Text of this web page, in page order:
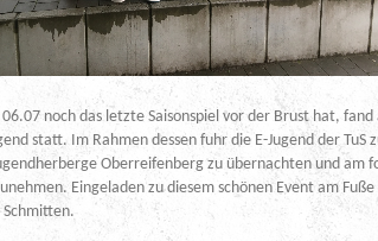
noch das letzte Saisonspiel vor der Brust hat,
statt. Im Rahmen dessen fuhr die E-Jugend der TuS
Oberreifenberg zu übernachten und am
Eingeladen zu diesem schönen Event am
Schmitten.